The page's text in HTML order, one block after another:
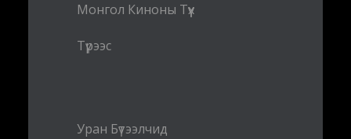
Монгол Киноны Түүх
Түрээс
Уран Бүтээлчид